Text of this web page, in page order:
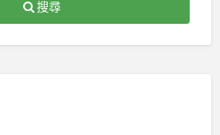
搜尋